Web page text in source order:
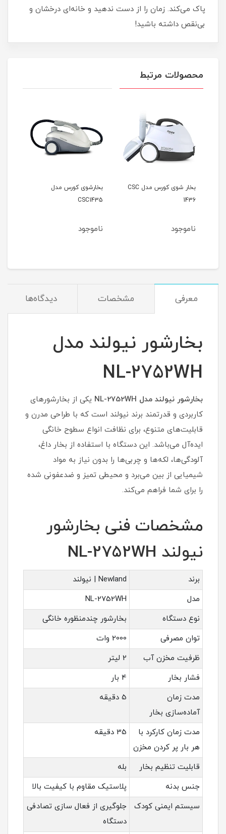
پاک می‌کند. زمان را از دست ندهید و خانه‌ای درخشان و
بی‌نقص داشته باشید!
محصولات مرتبط
بخار شوی کورس مدل CSC
1436
ناموجود
بخارشوی کورس مدل
CSC1435
ناموجود
معرفی مشخصات دیدگاه‌ها
بخارشور نیولند مدل
NL-2752WH
بخارشور نیولند مدل NL-2752WH
یکی از بخارشورهای
کاربردی و قدرتمند برند نیولند است که با طراحی مدرن و
قابلیت‌های متنوع، برای نظافت انواع سطوح خانگی
ایده‌آل می‌باشد. این دستگاه با استفاده از بخار داغ،
آلودگی‌ها، لکه‌ها و چربی‌ها را بدون نیاز به مواد
شیمیایی از بین می‌برد و محیطی تمیز و ضدعفونی شده
را برای شما فراهم می‌کند.
مشخصات فنی بخارشور
نیولند NL-2752WH
برند
Newland | نیولند
مدل
NL-2752WH
نوع دستگاه
بخارشور چندمنظوره خانگی
توان مصرفی
2000 وات
ظرفیت مخزن آب
2 لیتر
فشار بخار
4 بار
مدت زمان
آماده‌سازی بخار
5 دقیقه
مدت زمان کارکرد با
هر بار پر کردن مخزن
35 دقیقه
قابلیت تنظیم بخار
بله
جنس بدنه
پلاستیک مقاوم با کیفیت بالا
سیستم ایمنی کودک
جلوگیری از فعال سازی تصادفی
دستگاه